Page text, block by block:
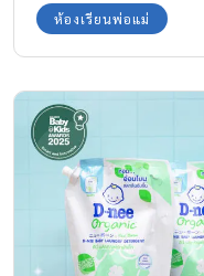
แบบที่มองเห็นได้ด้วยตาแบ
วิเคราะห์สุขภาพของลูกได้
หรือ นมผงแบบพอเพียง รว
เหลืองทองหมายถึงความป
สุดท้ายหากเป็นสีดำ (หลังจ
หรือ มีเลือดปน ถือเป็น
ประเภทของสีและลักษณะ
เหลือง (มัสตาร์ด หรือ เห
(อาจมีเนื้อเหลว หรือ เนื้อเ
ห้องเรียนพ่อแม่